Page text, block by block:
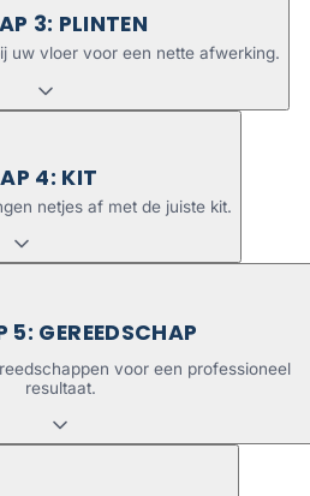
3: PLINTEN
uw vloer voor een nette afwerking.
4: KIT
netjes af met de juiste kit.
5: GEREEDSCHAP
voor een professioneel
resultaat.